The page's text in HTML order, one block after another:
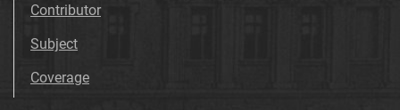
Contributor
Subject
Coverage